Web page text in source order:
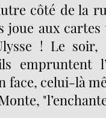
côté de la
joue aux
! Le
empruntent
face, celui-là